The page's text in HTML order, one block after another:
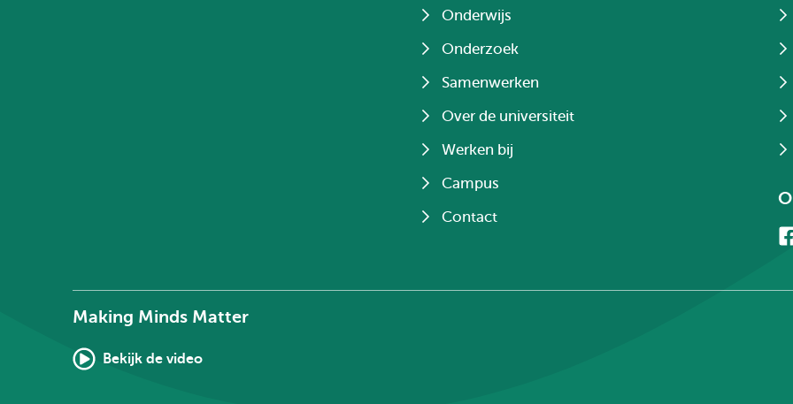
Onderwijs
Onderzoek
Samenwerken
Over de universiteit
Werken bij
Campus
Contact
Making Minds Matter
Bekijk de video